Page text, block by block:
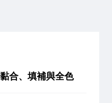
合、填補與全色